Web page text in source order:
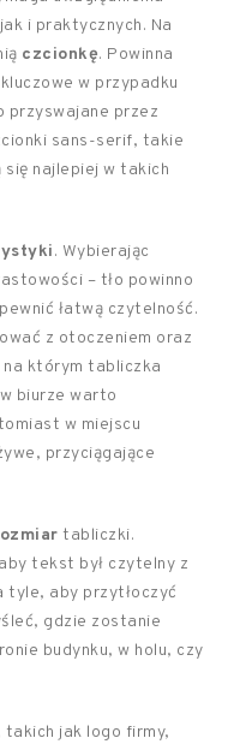
i praktycznych. Na
czcionkę. Powinna
w przypadku
przyswajane przez
sans-serif, takie
najlepiej w takich
. Wybierając
– tło powinno
łatwą czytelność.
z otoczeniem oraz
którym tabliczka
biurze warto
w miejscu
przyciągające
tabliczki.
tekst był czytelny z
tyle, aby przytłoczyć
gdzie zostanie
budynku, w holu, czy
takich jak logo firmy,